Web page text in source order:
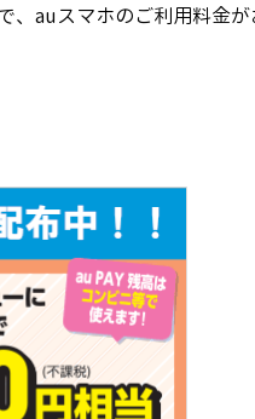
、auスマホのご利用料金が